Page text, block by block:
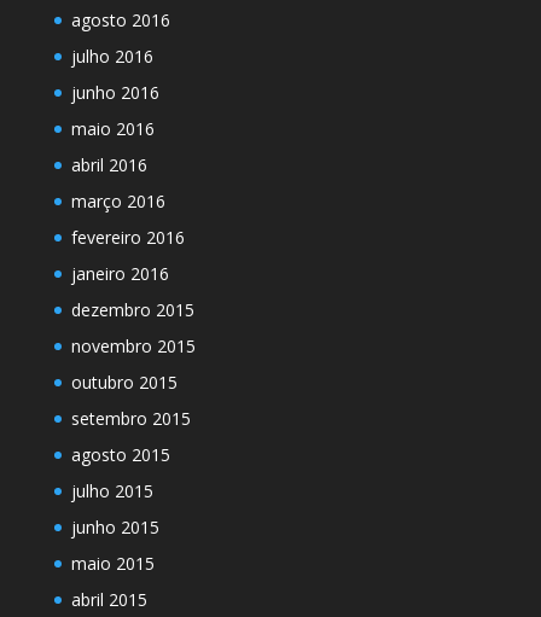
agosto 2016
julho 2016
junho 2016
maio 2016
abril 2016
março 2016
fevereiro 2016
janeiro 2016
dezembro 2015
novembro 2015
outubro 2015
setembro 2015
agosto 2015
julho 2015
junho 2015
maio 2015
abril 2015